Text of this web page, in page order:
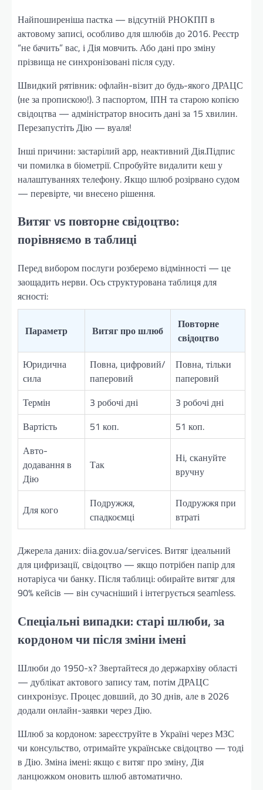
Найпоширеніша пастка — відсутній РНОКПП в
актовому записі, особливо для шлюбів до 2016. Реєстр
“не бачить” вас, і Дія мовчить. Або дані про зміну
прізвища не синхронізовані після суду.
Швидкий рятівник: офлайн-візит до будь-якого ДРАЦС
(не за пропискою!). З паспортом, ІПН та старою копією
свідоцтва — адміністратор вносить дані за 15 хвилин.
Перезапустіть Дію — вуаля!
Інші причини: застарілий app, неактивний Дія.Підпис
чи помилка в біометрії. Спробуйте видалити кеш у
налаштуваннях телефону. Якщо шлюб розірвано судом
— перевірте, чи внесено рішення.
Витяг vs повторне свідоцтво:
порівняємо в таблиці
Перед вибором послуги розберемо відмінності — це
заощадить нерви. Ось структурована таблиця для
ясності:
Параметр Витяг про шлюб
Повторне
свідоцтво
Юридична
сила
Повна, цифровий/
паперовий
Повна, тільки
паперовий
Термін
3 робочі дні
3 робочі дні
Вартість
51 коп.
51 коп.
Авто-
додавання в
Дію
Так
Ні, скануйте
вручну
Для кого
Подружжя,
спадкоємці
Подружжя при
втраті
Джерела даних: diia.gov.ua/services. Витяг ідеальний
для цифризації, свідоцтво — якщо потрібен папір для
нотаріуса чи банку. Після таблиці: обирайте витяг для
90% кейсів — він сучасніший і інтегрується seamless.
Спеціальні випадки: старі шлюби, за
кордоном чи після зміни імені
Шлюби до 1950-х? Звертайтеся до держархіву області
— дублікат актового запису там, потім ДРАЦС
синхронізує. Процес довший, до 30 днів, але в 2026
додали онлайн-заявки через Дію.
Шлюб за кордоном: зареєструйте в Україні через МЗС
чи консульство, отримайте українське свідоцтво — тоді
в Дію. Зміна імені: якщо є витяг про зміну, Дія
ланцюжком оновить шлюб автоматично.